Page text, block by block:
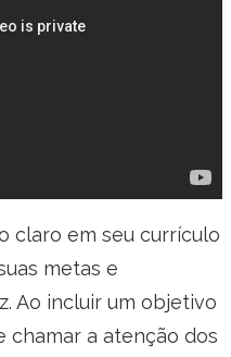
claro em seu currículo
metas e
Ao incluir um objetivo
chamar a atenção dos